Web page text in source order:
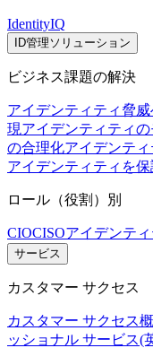
IdentityIQ
ID管理ソリューション
ビジネス課題の解決
アイデンティティ脅
現アイデンティティ
の合理化アイデンテ
アイデンティティを保
ロール（役割）別
CIOCISOアイデンテ
サービス
カスタマー サクセス
カスタマー サクセス
ッショナル サービス(